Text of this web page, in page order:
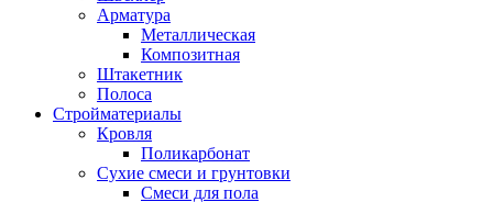
Арматура
Металлическая
Композитная
Штакетник
Полоса
Стройматериалы
Кровля
Поликарбонат
Сухие смеси и грунтовки
Смеси для пола